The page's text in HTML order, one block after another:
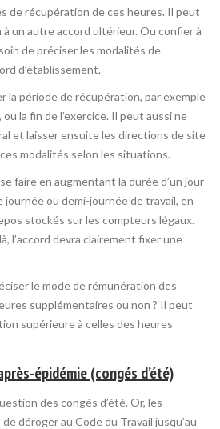
de récupération de ces heures. Il peut
un autre accord ultérieur. Ou confier à
de préciser les modalités de
d’établissement.
la période de récupération, par exemple
ou la fin de l’exercice. Il peut aussi ne
et laisser ensuite les directions de site
modalités selon les situations.
faire en augmentant la durée d’un jour
ou demi-journée de travail, en
stockés sur les compteurs légaux.
l’accord devra clairement fixer une
le mode de rémunération des
supplémentaires ou non ? Il peut
supérieure à celles des heures
épidémie (congés d’été)
des congés d’été. Or, les
déroger au Code du Travail jusqu’au